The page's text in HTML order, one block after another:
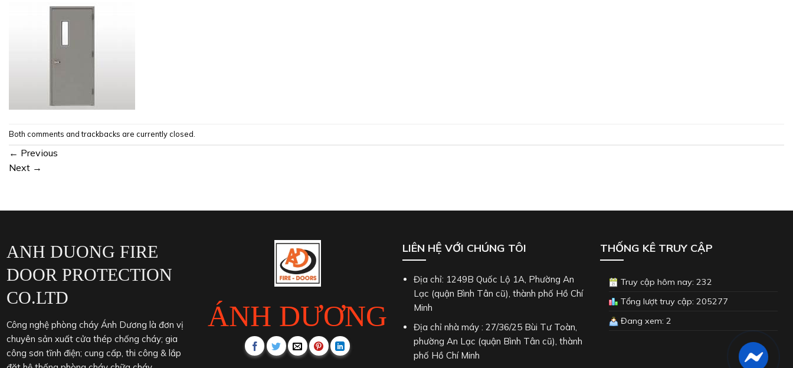
Both comments and trackbacks are currently closed.
← Previous
Next →
ANH DUONG FIRE
DOOR PROTECTION
CO.LTD
Công nghệ phòng cháy Ánh Dương là đơn vị
chuyên sản xuất cửa thép chống cháy; gia
công sơn tĩnh điện; cung cấp, thi công & lắp
ÁNH DƯƠNG
LIÊN HỆ VỚI CHÚNG TÔI
Địa chỉ: 1249B Quốc Lộ 1A, Phường An
Lạc (quận Bình Tân cũ), thành phố Hồ Chí
Minh
Địa chỉ nhà máy : 27/36/25 Bùi Tư Toàn,
phường An Lạc (quận Bình Tân cũ), thành
phố Hồ Chí Minh
THỐNG KÊ TRUY CẬP
Truy cập hôm nay: 232
Tổng lượt truy cập: 205277
Đang xem: 2